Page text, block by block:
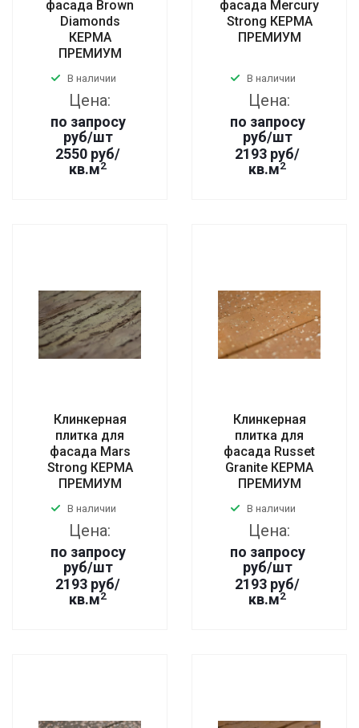
фасада Brown
Diamonds
КЕРМА
ПРЕМИУМ
В наличии
Цена:
по запросу
руб/шт
2550 руб/
кв.м2
фасада Mercury
Strong КЕРМА
ПРЕМИУМ
В наличии
Цена:
по запросу
руб/шт
2193 руб/
кв.м2
Клинкерная
плитка для
фасада Mars
Strong КЕРМА
ПРЕМИУМ
В наличии
Цена:
по запросу
руб/шт
2193 руб/
кв.м2
Клинкерная
плитка для
фасада Russet
Granite КЕРМА
ПРЕМИУМ
В наличии
Цена:
по запросу
руб/шт
2193 руб/
кв.м2